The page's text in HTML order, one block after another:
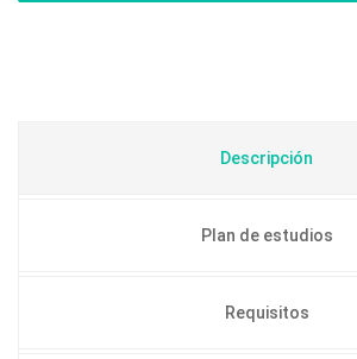
Descripción
Plan de estudios
Requisitos